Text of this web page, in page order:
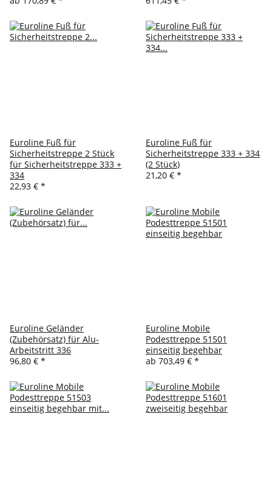
Euroline Fuß für
Sicherheitstreppe 2 Stück
für Sicherheitstreppe 333 +
334
22,93 € *
Euroline Fuß für
Sicherheitstreppe 333 + 334
(2 Stück)
21,20 € *
Euroline Geländer
(Zubehörsatz) für Alu-
Arbeitstritt 336
96,80 € *
Euroline Mobile
Podesttreppe 51501
einseitig begehbar
ab 703,49 € *